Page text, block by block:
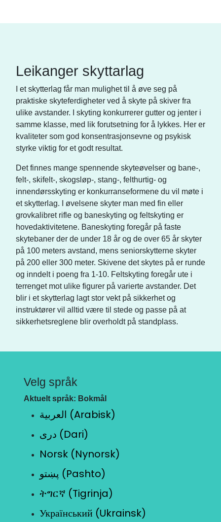
Leikanger skyttarlag
I et skytterlag får man mulighet til å øve seg på
praktiske skyteferdigheter ved å skyte på skiver fra
ulike avstander. I skyting konkurrerer gutter og jenter i
samme klasse, med lik forutsetning for å lykkes. Her er
kvaliteter som god konsentrasjonsevne og psykisk
styrke viktig for et godt resultat.
Det finnes mange spennende skyteøvelser og bane-,
felt-, skifelt-, skogsløp-, stang-, felthurtig- og
innendørsskyting er konkurranseformene du vil møte i
et skytterlag. I øvelsene skyter man med fin eller
grovkalibret rifle og baneskyting og feltskyting er
hovedaktivitetene. Baneskyting foregår på faste
skytebaner der de under 18 år og de over 65 år skyter
på 100 meters avstand, mens seniorskytterne skyter
på 200 eller 300 meter. Skivene det skytes på er runde
og inndelt i poeng fra 1-10. Feltskyting foregår ute i
terrenget mot ulike figurer på varierte avstander. Det
blir i et skytterlag lagt stor vekt på sikkerhet og
instruktører vil alltid være til stede og passe på at
sikkerhetsreglene blir overholdt på standplass.
Velg språk
Aktuelt språk: Bokmål
العربية (Arabisk)
دری (Dari)
Norsk (Nynorsk)
پښتو (Pashto)
ትግርኛ (Tigrinja)
Український (Ukrainsk)